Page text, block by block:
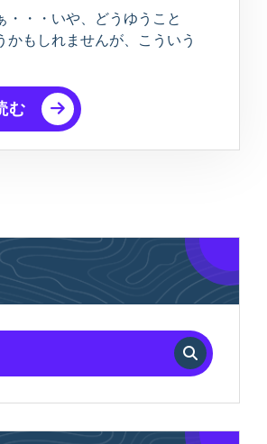
・・・いや、どうゆうこと
かもしれませんが、こういう
む